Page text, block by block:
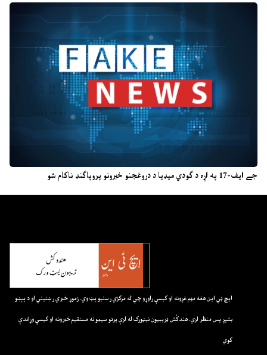
جے ایف-17 په اړه د ګودي میډیا د دروغجنو خبرونو پروپاګنډ ناکام شو
ايچ ټي اين هغه مهم غږونه او کيسې راوړو چې له مرکزي رسنيو پټ وي. زموږ خبري رښتيني او د پېښو
بشپړ پس منظر لري. هندکُش ټريبيون نيټورک له لرې پرتو سيمو نه مستقيم خبرونه او کيسې وړاندې
کوي